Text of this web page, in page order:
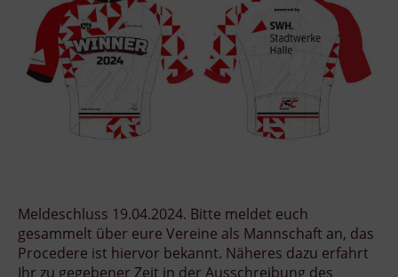
Meldeschluss 19.04.2024. Bitte meldet euch
gesammelt über eure Vereine als Mannschaft an, das
Procedere ist hiervor bekannt. Näheres dazu erfahrt
Ihr zu gegebener Zeit in der Ausschreibung des